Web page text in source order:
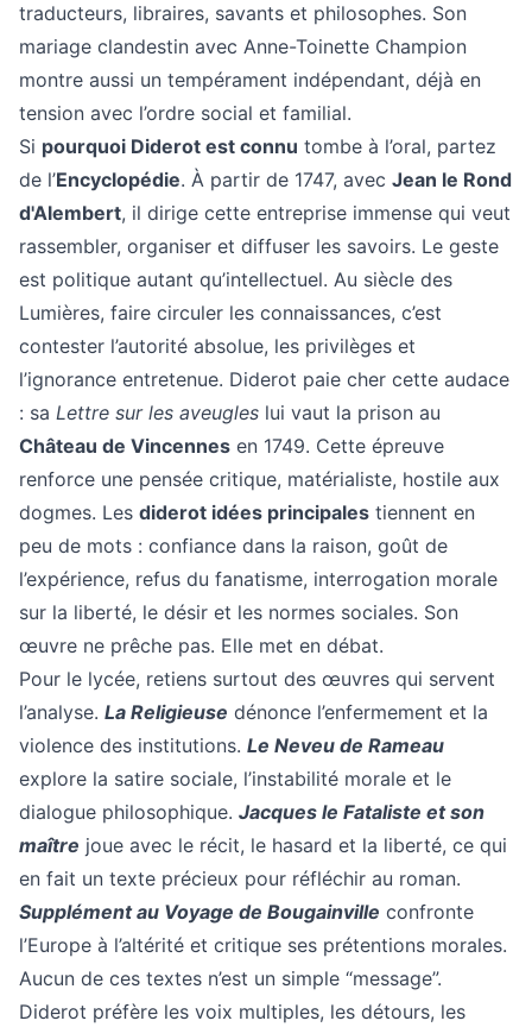
traducteurs, libraires, savants et philosophes. Son
mariage clandestin avec Anne-Toinette Champion
montre aussi un tempérament indépendant, déjà en
tension avec l’ordre social et familial.
Si pourquoi Diderot est connu tombe à l’oral, partez
de l’Encyclopédie. À partir de 1747, avec Jean le Rond
d'Alembert, il dirige cette entreprise immense qui veut
rassembler, organiser et diffuser les savoirs. Le geste
est politique autant qu’intellectuel. Au siècle des
Lumières, faire circuler les connaissances, c’est
contester l’autorité absolue, les privilèges et
l’ignorance entretenue. Diderot paie cher cette audace
: sa Lettre sur les aveugles lui vaut la prison au
Château de Vincennes en 1749. Cette épreuve
renforce une pensée critique, matérialiste, hostile aux
dogmes. Les diderot idées principales tiennent en
peu de mots : confiance dans la raison, goût de
l’expérience, refus du fanatisme, interrogation morale
sur la liberté, le désir et les normes sociales. Son
œuvre ne prêche pas. Elle met en débat.
Pour le lycée, retiens surtout des œuvres qui servent
l’analyse. La Religieuse dénonce l’enfermement et la
violence des institutions. Le Neveu de Rameau
explore la satire sociale, l’instabilité morale et le
dialogue philosophique. Jacques le Fataliste et son
maître joue avec le récit, le hasard et la liberté, ce qui
en fait un texte précieux pour réfléchir au roman.
Supplément au Voyage de Bougainville confronte
l’Europe à l’altérité et critique ses prétentions morales.
Aucun de ces textes n’est un simple “message”.
Diderot préfère les voix multiples, les détours, les